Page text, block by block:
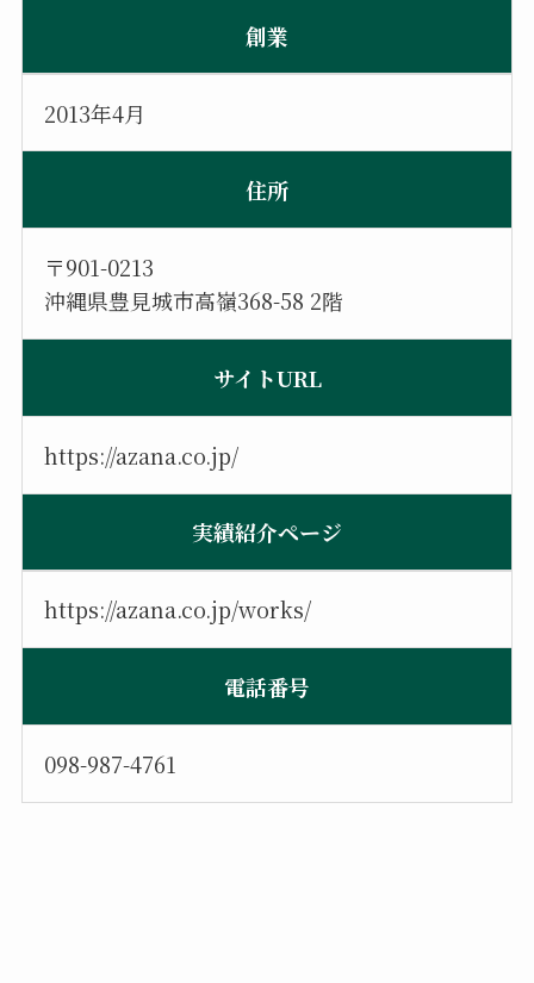
創業
2013年4月
住所
〒901-0213
沖縄県豊見城市高嶺368-58 2階
サイトURL
https://azana.co.jp/
実績紹介ページ
https://azana.co.jp/works/
電話番号
098-987-4761